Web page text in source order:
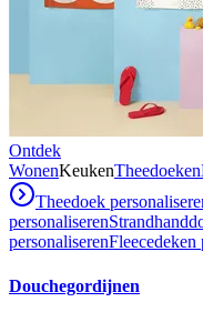
Ontdek
WonenKeukenTheedoeken
Theedoek
personaliseren
personaliserenFleecedeken
Douchegordijnen